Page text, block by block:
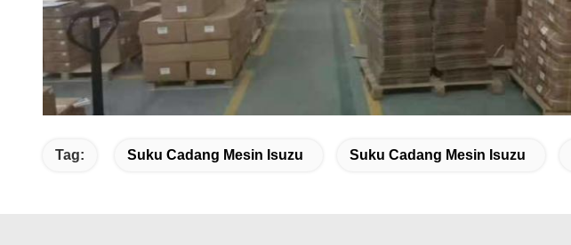
Tag: Suku Cadang Mesin Isuzu Suku Cadang Mesin Isuzu